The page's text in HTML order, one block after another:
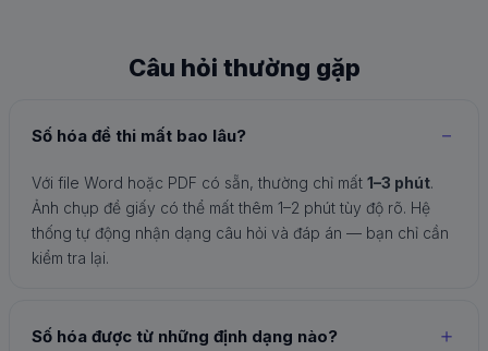
Câu hỏi thường gặp
Số hóa đề thi mất bao lâu?
Với file Word hoặc PDF có sẵn, thường chỉ mất 1–3 phút.
Ảnh chụp đề giấy có thể mất thêm 1–2 phút tùy độ rõ. Hệ
thống tự động nhận dạng câu hỏi và đáp án — bạn chỉ cần
kiểm tra lại.
Số hóa được từ những định dạng nào?